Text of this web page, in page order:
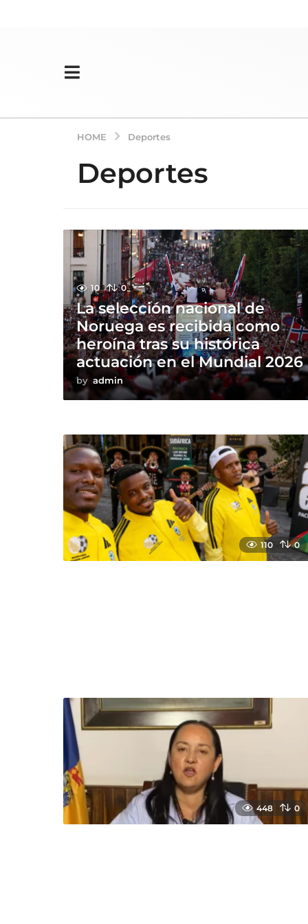
HOME Deportes
Deportes
10 0
La selección nacional de
Noruega es recibida como
heroína tras su histórica
actuación en el Mundial 2026
by admin
110 0
448 0